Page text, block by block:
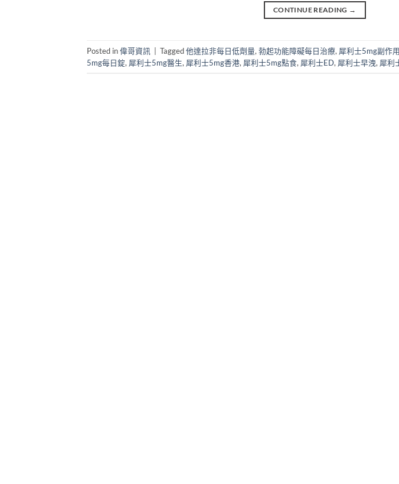
CONTINUE READING →
Posted in偉哥資訊 Tagged他達拉非每日低劑量, 勃起功能障礙每日治療, 犀利士5mg副作用
5mg每日錠, 犀利士5mg醫生, 犀利士5mg香港, 犀利士5mg點食, 犀利士ED, 犀利士早洩, 犀利